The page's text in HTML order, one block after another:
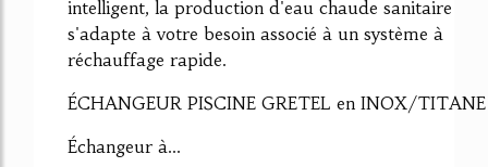
intelligent, la production d'eau chaude sanitaire
s'adapte à votre besoin associé à un système à
réchauffage rapide.
ÉCHANGEUR PISCINE GRETEL en INOX/TITANE
Échangeur à...